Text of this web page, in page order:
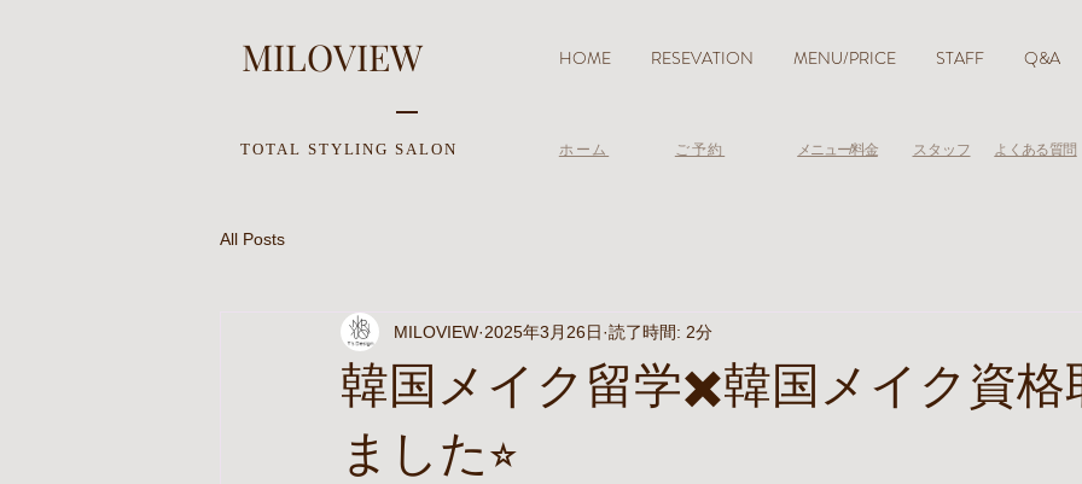
MILOVIEW HOME RESEVATION MENU/PRICE STAFF Q&A
TOTAL STYLING SALON ホーム ご予約 メニュー/料金 スタッフ よくある質問
All Posts
韓国メイク留学✖️韓国メイク資格
ました⭐︎
MILOVIEW 2025年3月26日 読了時間: 2分